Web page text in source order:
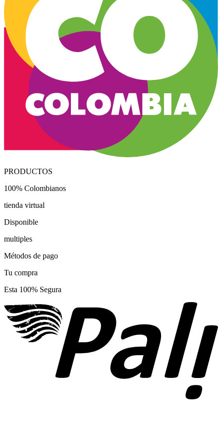
PRODUCTOS
100% Colombianos
tienda virtual
Disponible
multiples
Métodos de pago
Tu compra
Esta 100% Segura